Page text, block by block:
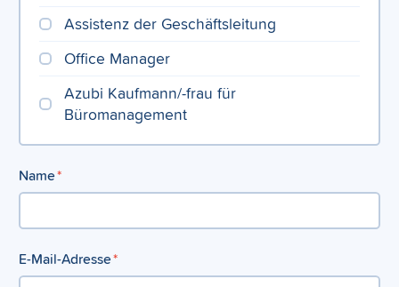
Assistenz der Geschäftsleitung
Office Manager
Azubi Kaufmann/-frau für
Büromanagement
Name*
E-Mail-Adresse*